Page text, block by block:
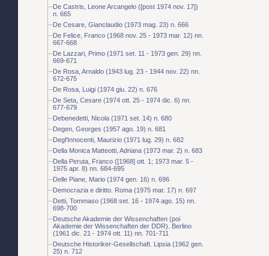
De Castris, Leone Arcangelo ([post 1974 nov. 17])
n. 665
De Cesare, Gianclaudio (1973 mag. 23) n. 666
De Felice, Franco (1968 nov. 25 - 1973 mar. 12) nn.
667-668
De Lazzari, Primo (1971 set. 11 - 1973 gen. 29) nn.
669-671
De Rosa, Arnaldo (1943 lug. 23 - 1944 nov. 22) nn.
672-675
De Rosa, Luigi (1974 giu. 22) n. 676
De Seta, Cesare (1974 ott. 25 - 1974 dic. 6) nn.
677-679
Debenedetti, Nicola (1971 set. 14) n. 680
Degen, Georges (1957 ago. 19) n. 681
Degl'Innocenti, Maurizio (1971 lug. 29) n. 682
Della Monica Matteotti, Adriana (1973 mar. 2) n. 683
Della Peruta, Franco ([1968] ott. 1; 1973 mar. 5 -
1975 apr. 8) nn. 684-695
Delle Piane, Mario (1974 gen. 16) n. 696
Democrazia e diritto. Roma (1975 mar. 17) n. 697
Detti, Tommaso (1968 set. 16 - 1974 ago. 15) nn.
698-700
Deutsche Akademie der Wissenchaften (poi
Akademie der Wissenchaften der DDR). Berlino
(1961 dic. 21 - 1974 ott. 11) nn. 701-711
Deutsche Historiker-Gesellschaft. Lipsia (1962 gen.
25) n. 712